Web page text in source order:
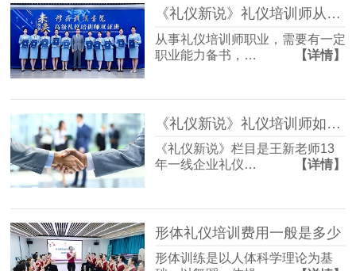
《礼仪新说》礼仪培训师从业证书如何考
从事礼仪培训师职业，需要有一定
职业能力备书，…
【详情】
《礼仪新说》礼仪培训师如何借助礼仪培训为企业服务升级？
《礼仪新说》栏目是王新老师13
年一线企业礼仪…
【详情】
形体礼仪培训费用一般是多少
形体训练是以人体科学理论为基